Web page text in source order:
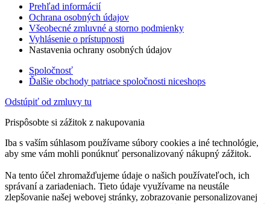
Prehľad informácií
Ochrana osobných údajov
Všeobecné zmluvné a storno podmienky
Vyhlásenie o prístupnosti
Nastavenia ochrany osobných údajov
Spoločnosť
Ďalšie obchody patriace spoločnosti niceshops
Odstúpiť od zmluvy tu
Prispôsobte si zážitok z nakupovania
Iba s vaším súhlasom používame súbory cookies a iné technológie,
aby sme vám mohli ponúknuť personalizovaný nákupný zážitok.
Na tento účel zhromažďujeme údaje o našich používateľoch, ich
správaní a zariadeniach. Tieto údaje využívame na neustále
zlepšovanie našej webovej stránky, zobrazovanie personalizovanej